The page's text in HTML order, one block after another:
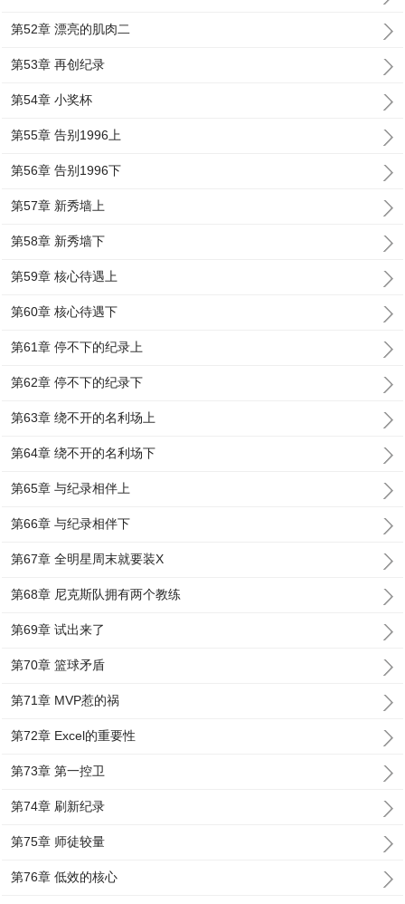
第52章 漂亮的肌肉二
第53章 再创纪录
第54章 小奖杯
第55章 告别1996上
第56章 告别1996下
第57章 新秀墙上
第58章 新秀墙下
第59章 核心待遇上
第60章 核心待遇下
第61章 停不下的纪录上
第62章 停不下的纪录下
第63章 绕不开的名利场上
第64章 绕不开的名利场下
第65章 与纪录相伴上
第66章 与纪录相伴下
第67章 全明星周末就要装X
第68章 尼克斯队拥有两个教练
第69章 试出来了
第70章 篮球矛盾
第71章 MVP惹的祸
第72章 Excel的重要性
第73章 第一控卫
第74章 刷新纪录
第75章 师徒较量
第76章 低效的核心